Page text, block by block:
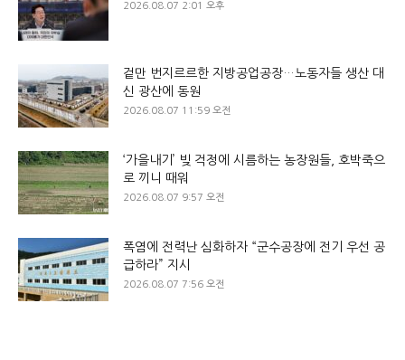
2026.08.07 2:01 오후
겉만 번지르르한 지방공업공장…노동자들 생산 대
신 광산에 동원
2026.08.07 11:59 오전
‘가을내기’ 빚 걱정에 시름하는 농장원들, 호박죽으
로 끼니 때워
2026.08.07 9:57 오전
폭염에 전력난 심화하자 “군수공장에 전기 우선 공
급하라” 지시
2026.08.07 7:56 오전